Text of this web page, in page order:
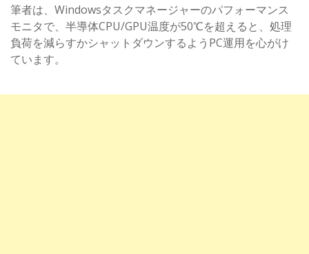
筆者は、Windowsタスクマネージャーのパフォーマンス
モニタで、半導体CPU/GPU温度が50℃を超えると、処理
負荷を減らすかシャットダウンするようPC運用を心がけ
ています。